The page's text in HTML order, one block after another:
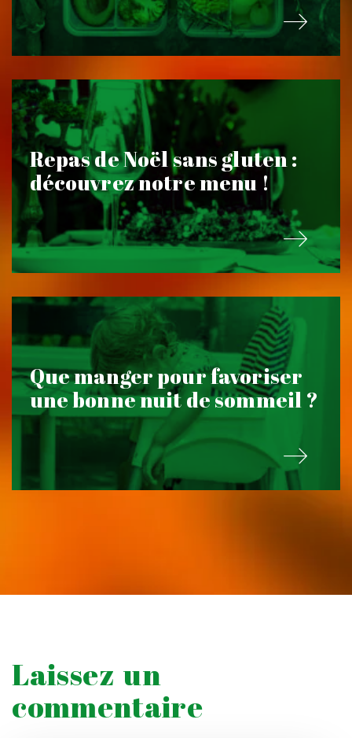
Repas de Noël sans gluten :
découvrez notre menu !
Que manger pour favoriser
une bonne nuit de sommeil ?
Laissez un
commentaire